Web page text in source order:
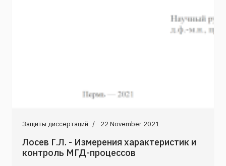
Защиты диссертаций 22 November 2021
Лосев Г.Л. - Измерения характеристик и
контроль МГД-процессов